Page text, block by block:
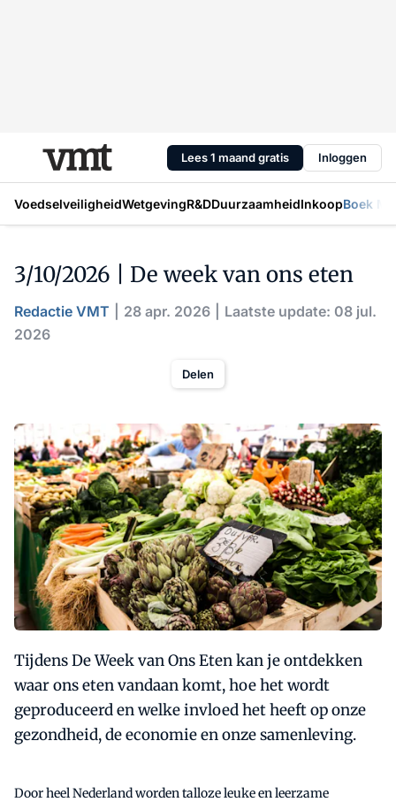
Lees 1 maand gratis Inloggen
VoedselveiligheidWetgevingR&DDuurzaamheidInkoopBoek
3/10/2026 | De week van ons eten
Redactie VMT 28 apr. 2026
Laatste update: 08 jul.
2026
Delen
Tijdens De Week van Ons Eten kan je ontdekken
waar ons eten vandaan komt, hoe het wordt
geproduceerd en welke invloed het heeft op onze
gezondheid, de economie en onze samenleving.
Door heel Nederland worden talloze leuke en leerzame